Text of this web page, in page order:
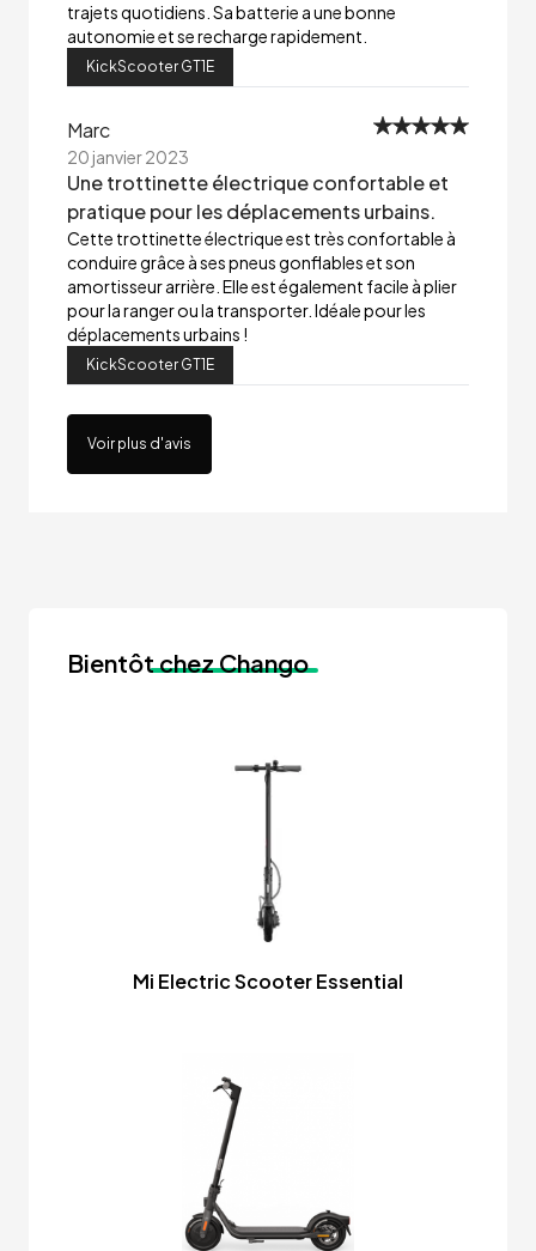
trajets quotidiens. Sa batterie a une bonne
autonomie et se recharge rapidement.
KickScooter GT1E
Marc
20 janvier 2023
Une trottinette électrique confortable et
pratique pour les déplacements urbains.
Cette trottinette électrique est très confortable à
conduire grâce à ses pneus gonflables et son
amortisseur arrière. Elle est également facile à plier
pour la ranger ou la transporter. Idéale pour les
déplacements urbains !
KickScooter GT1E
Voir plus d'avis
Bientôtchez Chango
Mi Electric Scooter Essential